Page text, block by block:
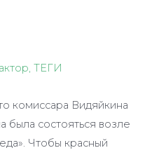
, ТЕГИ
комиссара Видяйкина
была состояться возле
Чтобы красный